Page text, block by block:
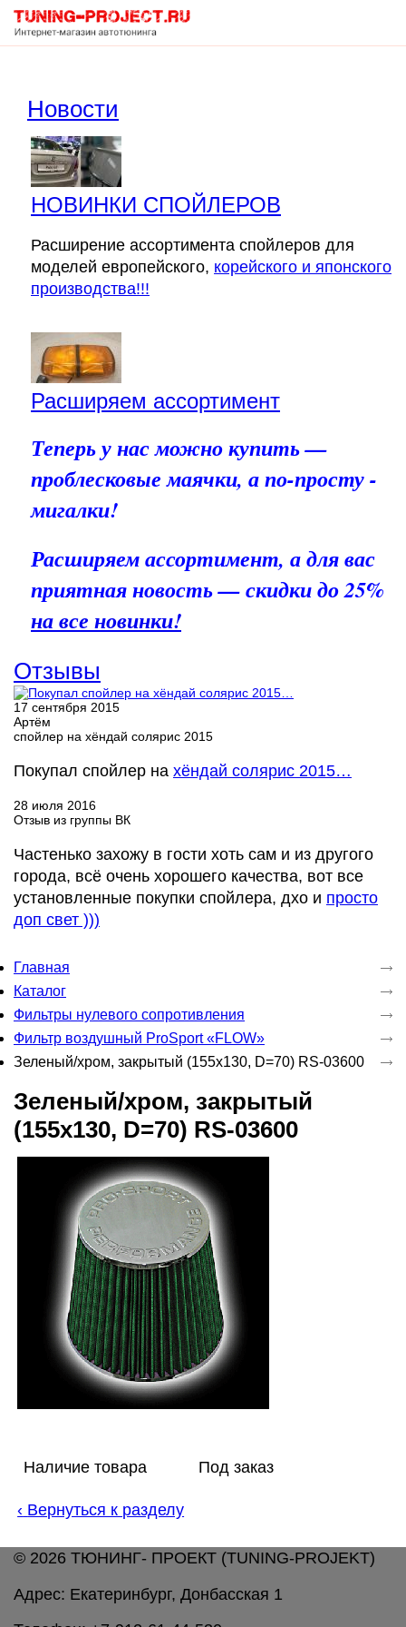
Корзина
пуста
Новости
НОВИНКИ СПОЙЛЕРОВ
Расширение ассортимента спойлеров для
моделей европейского, корейского и японского
производства!!!
Расширяем ассортимент
Теперь у нас можно купить —
проблесковые маячки, а по-просту -
мигалки!
Расширяем ассортимент, а для вас
приятная новость — скидки до 25%
на все новинки!
Отзывы
17 сентября 2015
Артём
спойлер на хёндай солярис 2015
Покупал спойлер на хёндай солярис 2015…
28 июля 2016
Отзыв из группы ВК
Частенько захожу в гости хоть сам и из другого
города, всё очень хорошего качества, вот все
установленные покупки спойлера, дхо и просто
доп свет )))
Главная
Каталог
Фильтры нулевого сопротивления
Фильтр воздушный ProSport «FLOW»
Зеленый/хром, закрытый (155x130, D=70) RS-03600
Зеленый/хром, закрытый
(155x130, D=70) RS-03600
Наличие товара Под заказ
‹ Вернуться к разделу
© 2026 ТЮНИНГ- ПРОЕКТ (TUNING-PROJEKT)
Адрес: Екатеринбург, Донбасская 1